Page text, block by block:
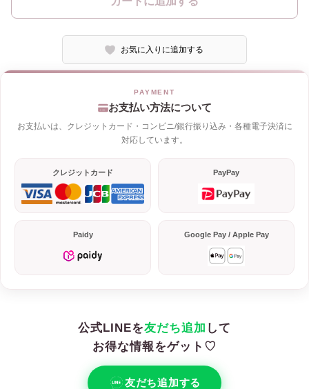
お気に入りに追加する
お支払い方法について
お支払いは、クレジットカード・コンビニ/銀行振り込み・各種電子決済に
対応しています。
クレジットカード PayPay
Paidy Google Pay / Apple Pay
公式LINEを友だち追加 して
お得な情報をゲット♡
友だち追加する